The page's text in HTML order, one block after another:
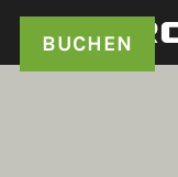
BUCHEN